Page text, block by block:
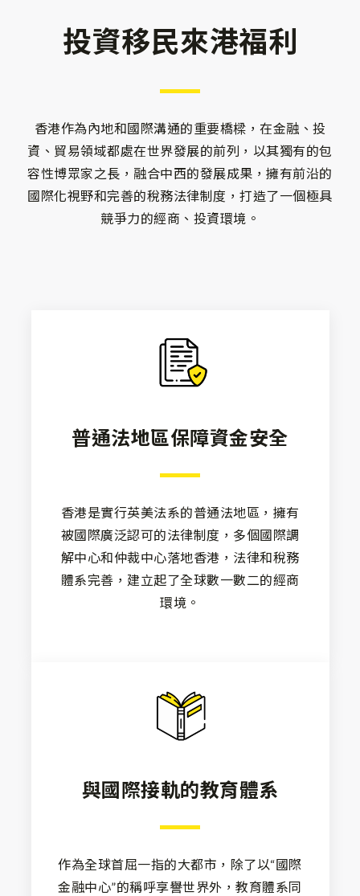
投資移民來港福利
香港作為內地和國際溝通的重要橋樑，在金融、投
資、貿易領域都處在世界發展的前列，以其獨有的包
容性博眾家之長，融合中西的發展成果，擁有前沿的
國際化視野和完善的稅務法律制度，打造了一個極具
競爭力的經商、投資環境。
普通法地區保障資金安全
香港是實行英美法系的普通法地區，擁有
被國際廣泛認可的法律制度，多個國際調
解中心和仲裁中心落地香港，法律和稅務
體系完善，建立起了全球數一數二的經商
環境。
與國際接軌的教育體系
作為全球首屈一指的大都市，除了以“國際
金融中心”的稱呼享譽世界外，教育體系同